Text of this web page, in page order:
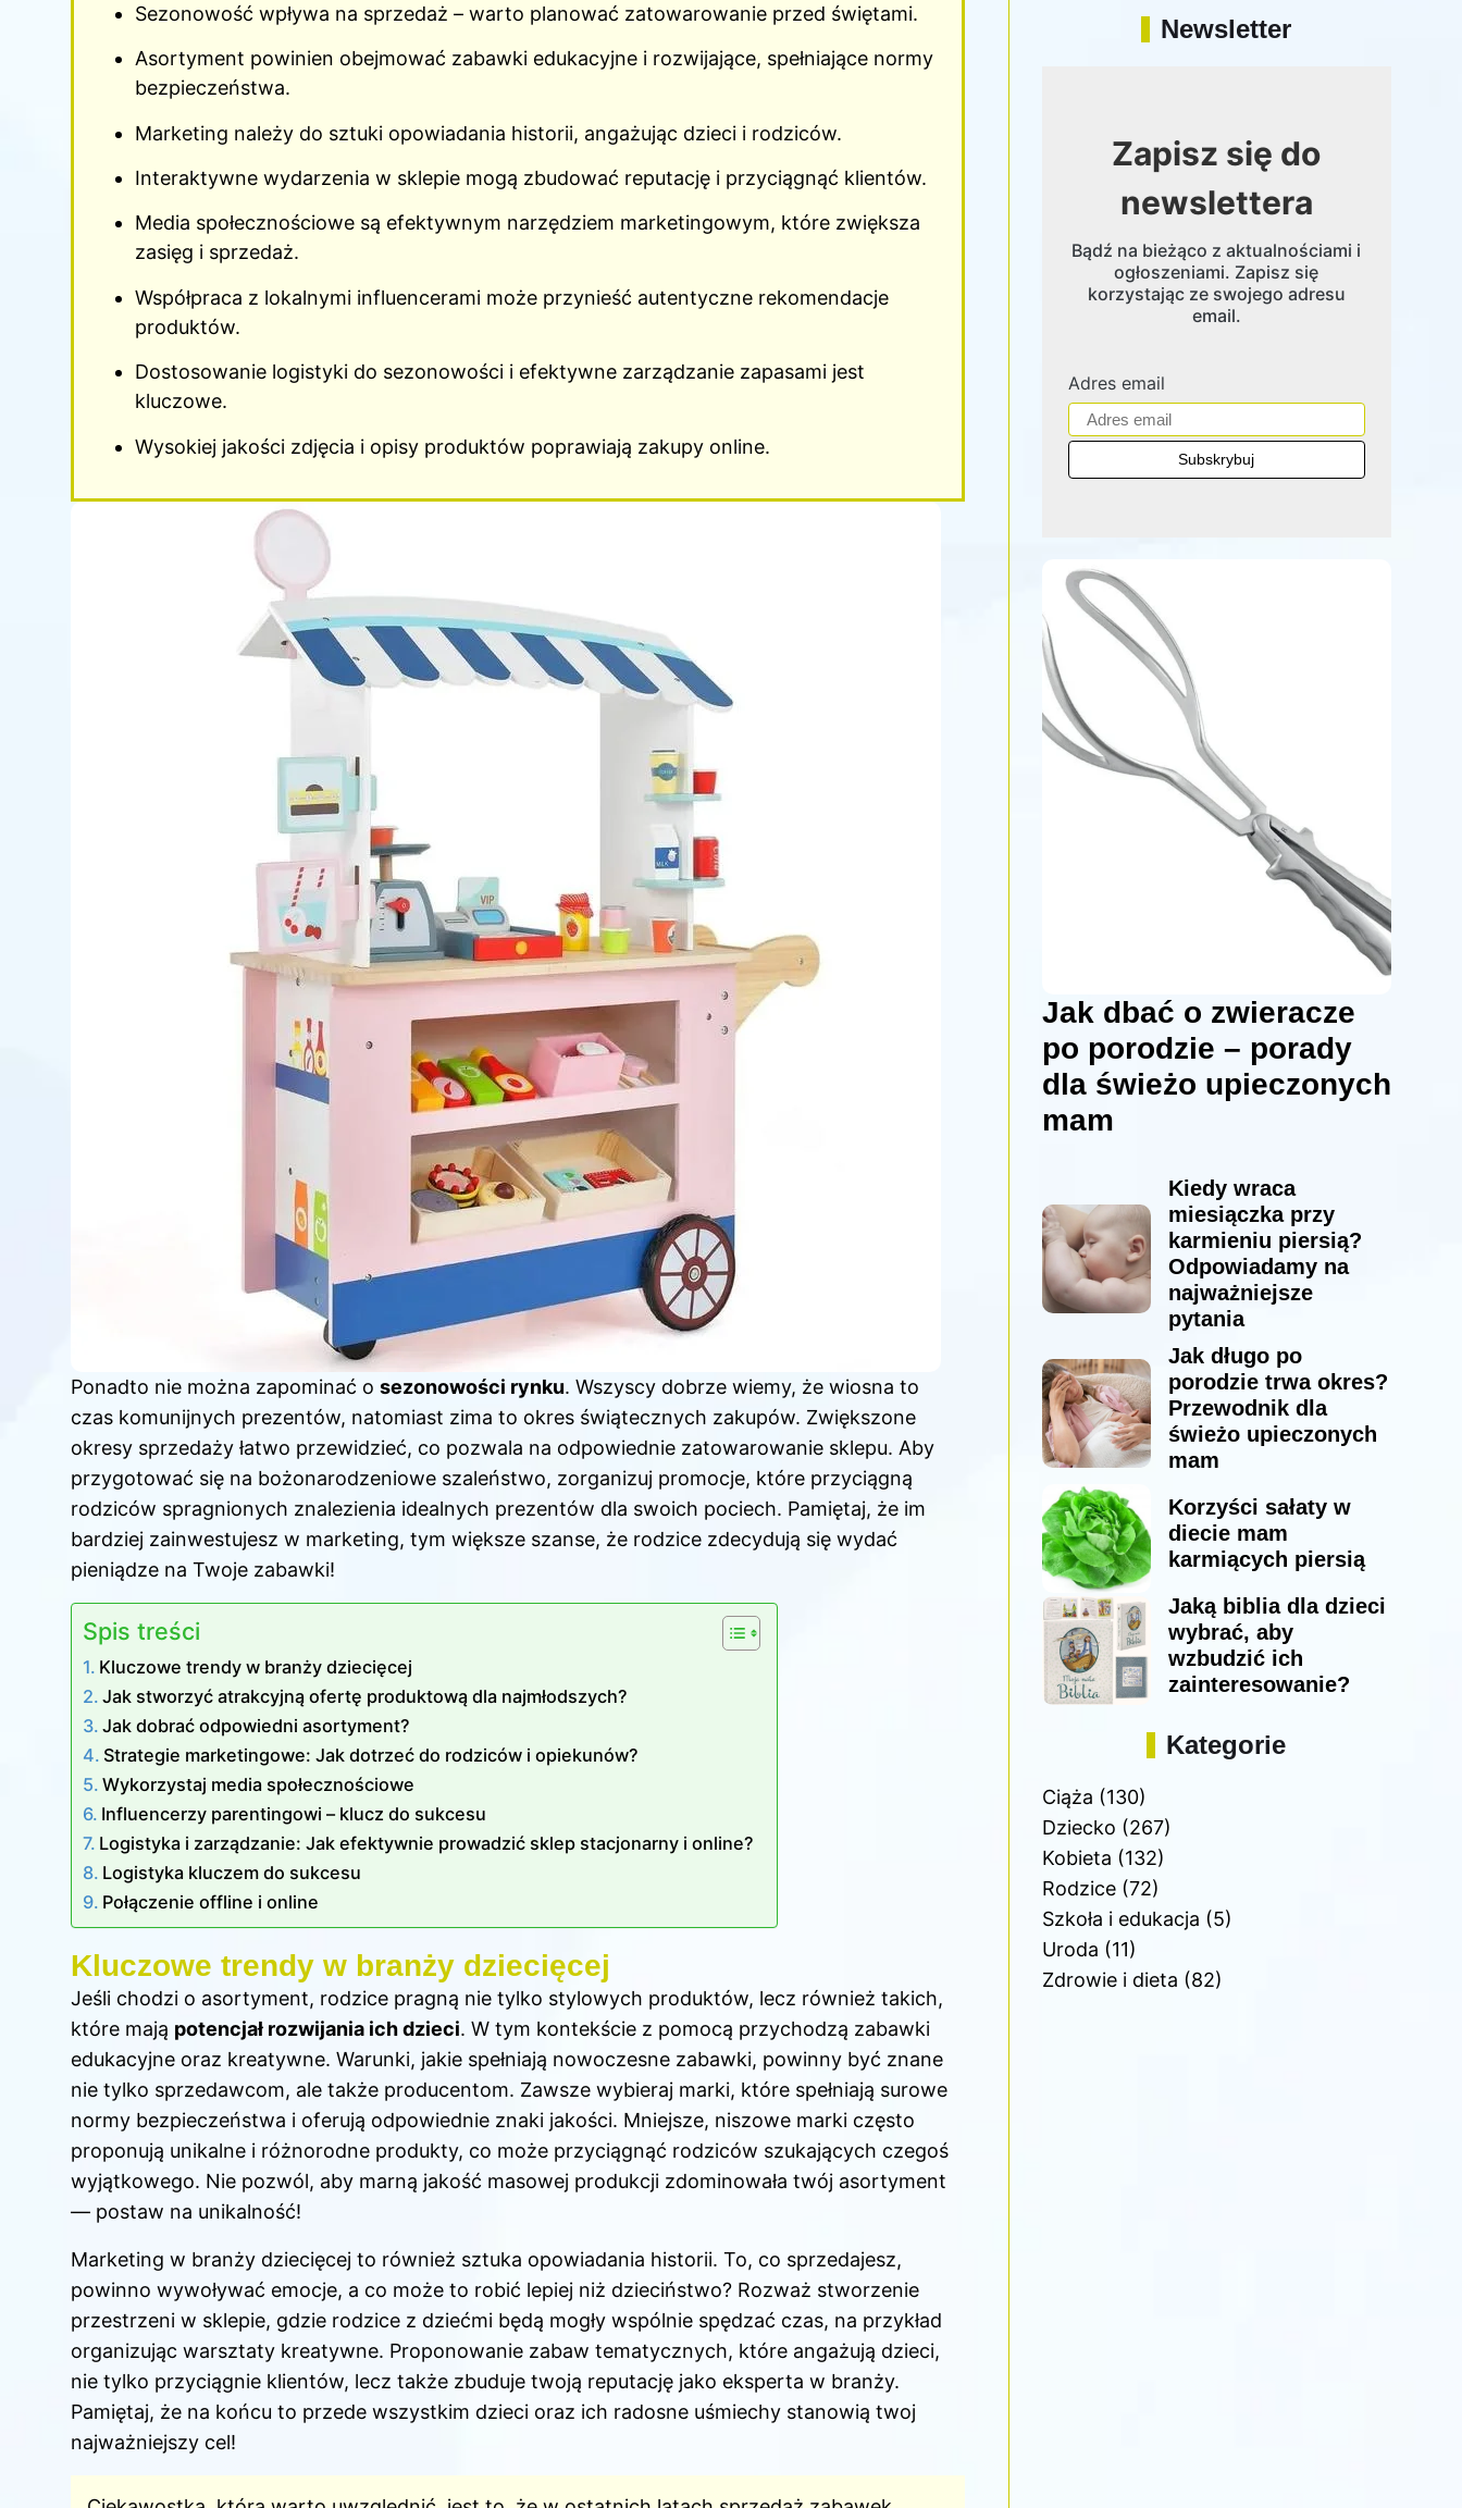
Sezonowość wpływa na sprzedaż – warto planować zatowarowanie przed świętami.
Asortyment powinien obejmować zabawki edukacyjne i rozwijające, spełniające normy
bezpieczeństwa.
Marketing należy do sztuki opowiadania historii, angażując dzieci i rodziców.
Interaktywne wydarzenia w sklepie mogą zbudować reputację i przyciągnąć klientów.
Media społecznościowe są efektywnym narzędziem marketingowym, które zwiększa
zasięg i sprzedaż.
Współpraca z lokalnymi influencerami może przynieść autentyczne rekomendacje
produktów.
Dostosowanie logistyki do sezonowości i efektywne zarządzanie zapasami jest
kluczowe.
Wysokiej jakości zdjęcia i opisy produktów poprawiają zakupy online.
Ponadto nie można zapominać o sezonowości rynku. Wszyscy dobrze wiemy, że wiosna to
czas komunijnych prezentów, natomiast zima to okres świątecznych zakupów. Zwiększone
okresy sprzedaży łatwo przewidzieć, co pozwala na odpowiednie zatowarowanie sklepu. Aby
przygotować się na bożonarodzeniowe szaleństwo, zorganizuj promocje, które przyciągną
rodziców spragnionych znalezienia idealnych prezentów dla swoich pociech. Pamiętaj, że im
bardziej zainwestujesz w marketing, tym większe szanse, że rodzice zdecydują się wydać
pieniądze na Twoje zabawki!
Spis treści
Kluczowe trendy w branży dziecięcej
Jak stworzyć atrakcyjną ofertę produktową dla najmłodszych?
Jak dobrać odpowiedni asortyment?
Strategie marketingowe: Jak dotrzeć do rodziców i opiekunów?
Wykorzystaj media społecznościowe
Influencerzy parentingowi – klucz do sukcesu
Logistyka i zarządzanie: Jak efektywnie prowadzić sklep stacjonarny i online?
Logistyka kluczem do sukcesu
Połączenie offline i online
Kluczowe trendy w branży dziecięcej
Jeśli chodzi o asortyment, rodzice pragną nie tylko stylowych produktów, lecz również takich,
które mają potencjał rozwijania ich dzieci. W tym kontekście z pomocą przychodzą zabawki
edukacyjne oraz kreatywne. Warunki, jakie spełniają nowoczesne zabawki, powinny być znane
nie tylko sprzedawcom, ale także producentom. Zawsze wybieraj marki, które spełniają surowe
normy bezpieczeństwa i oferują odpowiednie znaki jakości. Mniejsze, niszowe marki często
proponują unikalne i różnorodne produkty, co może przyciągnąć rodziców szukających czegoś
wyjątkowego. Nie pozwól, aby marną jakość masowej produkcji zdominowała twój asortyment
— postaw na unikalność!
Marketing w branży dziecięcej to również sztuka opowiadania historii. To, co sprzedajesz,
powinno wywoływać emocje, a co może to robić lepiej niż dzieciństwo? Rozważ stworzenie
przestrzeni w sklepie, gdzie rodzice z dziećmi będą mogły wspólnie spędzać czas, na przykład
organizując warsztaty kreatywne. Proponowanie zabaw tematycznych, które angażują dzieci,
nie tylko przyciągnie klientów, lecz także zbuduje twoją reputację jako eksperta w branży.
Pamiętaj, że na końcu to przede wszystkim dzieci oraz ich radosne uśmiechy stanowią twoj
najważniejszy cel!
Newsletter
Zapisz się do
newslettera
Bądź na bieżąco z aktualnościami i
ogłoszeniami. Zapisz się
korzystając ze swojego adresu
email.
Adres email
Jak dbać o zwieracze
po porodzie – porady
dla świeżo upieczonych
mam
Kiedy wraca
miesiączka przy
karmieniu piersią?
Odpowiadamy na
najważniejsze
pytania
Jak długo po
porodzie trwa okres?
Przewodnik dla
świeżo upieczonych
mam
Korzyści sałaty w
diecie mam
karmiących piersią
Jaką biblia dla dzieci
wybrać, aby
wzbudzić ich
zainteresowanie?
Kategorie
Ciąża (130)
Dziecko (267)
Kobieta (132)
Rodzice(72)
Szkoła i edukacja (5)
Uroda (11)
Zdrowie i dieta (82)